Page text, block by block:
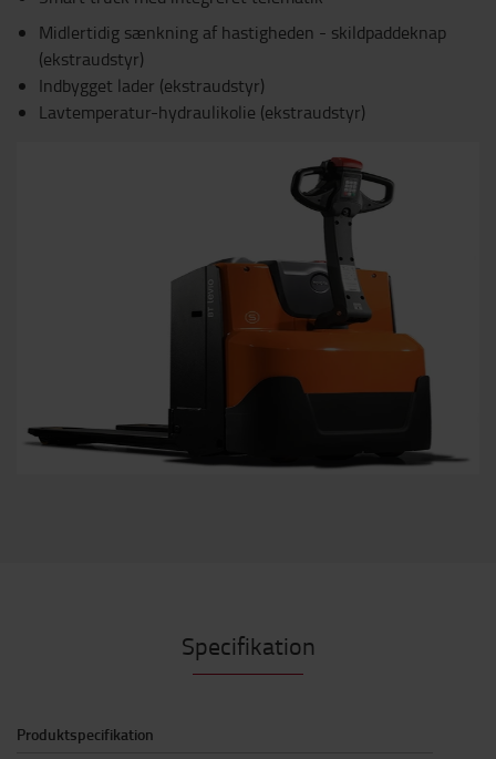
Midlertidig sænkning af hastigheden - skildpaddeknap
(ekstraudstyr)
Indbygget lader (ekstraudstyr)
Lavtemperatur-hydraulikolie (ekstraudstyr)
Specifikation
Produktspecifikation